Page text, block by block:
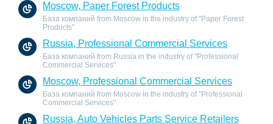
Moscow, Paper Forest Products
База компаний from Moscow in the industry of "Paper Forest
Products"
Russia, Professional Commercial Services
База компаний from Russia in the industry of "Professional
Commercial Services"
Moscow, Professional Commercial Services
База компаний from Moscow in the industry of "Professional
Commercial Services"
Russia, Auto Vehicles Parts Service Retailers